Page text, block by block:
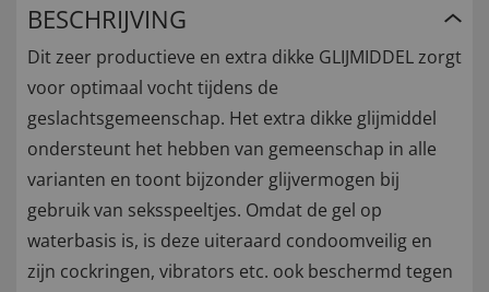
BESCHRIJVING
Dit zeer productieve en extra dikke GLIJMIDDEL zorgt
voor optimaal vocht tijdens de
geslachtsgemeenschap. Het extra dikke glijmiddel
ondersteunt het hebben van gemeenschap in alle
varianten en toont bijzonder glijvermogen bij
gebruik van seksspeeltjes. Omdat de gel op
waterbasis is, is deze uiteraard condoomveilig en
zijn cockringen, vibrators etc. ook beschermd tegen